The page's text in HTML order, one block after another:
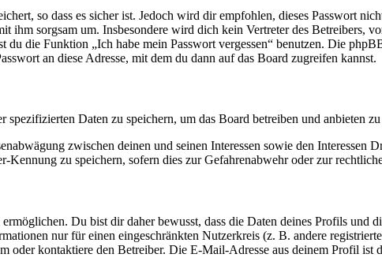
so dass es sicher ist. Jedoch wird dir empfohlen, dieses Passwort
ihm sorgsam um. Insbesondere wird dich kein Vertreter des Betreibers,
du die Funktion „Ich habe mein Passwort vergessen“ benutzen. Die
an diese Adresse, mit dem du dann auf das Board zugreifen kannst.
Daten zu speichern, um das Board betreiben und anbieten
zwischen deinen und seinen Interessen sowie den
zu speichern, sofern dies zur Gefahrenabwehr oder zur
Du bist dir daher bewusst, dass die Daten deines Profils
nur für einen eingeschränkten Nutzerkreis (z. B. andere
oder kontaktiere den Betreiber. Die E-Mail-Adresse aus deinem Profil